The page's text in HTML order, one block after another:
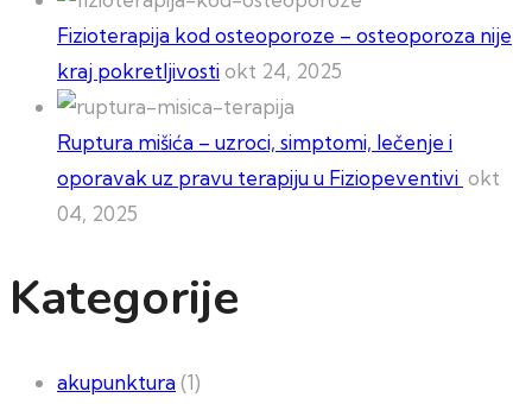
Fizioterapija kod osteoporoze – osteoporoza nije
kraj pokretljivostiokt 24, 2025
Ruptura mišića – uzroci, simptomi, lečenje i
oporavak uz pravu terapiju u Fiziopeventivi okt
04, 2025
Kategorije
akupunktura(1)